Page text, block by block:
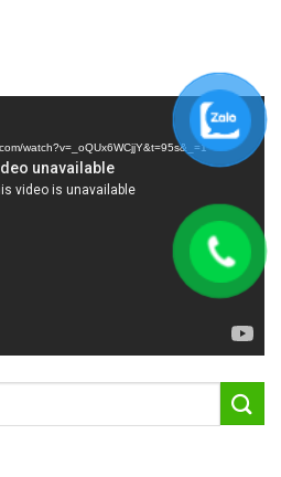
watch?v=_oQUx6WCjjY&t=95s&_=1